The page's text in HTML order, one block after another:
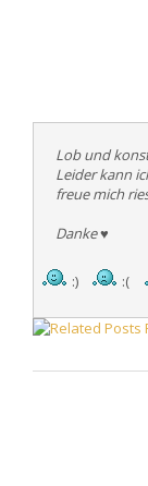
Lob und
Leider kann
freue mich
Danke♥
:) :(